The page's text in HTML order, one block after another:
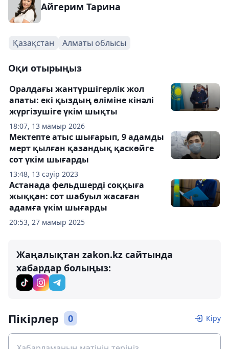
Айгерим Тарина
Қазақстан Алматы облысы
Оқи отырыңыз
18:07, 13 мамыр 2026
Оралдағы жантүршігерлік жол
апаты: екі қыздың өліміне кінәлі
жүргізушіге үкім шықты
13:48, 13 сәуір 2023
Мектепте атыс шығарып, 9 адамды
мерт қылған қазандық қаскөйге
сот үкім шығарды
20:53, 27 мамыр 2025
Астанада фельдшерді соққыға
жыққан: сот шабуыл жасаған
адамға үкім шығарды
Жаңалықтан zakon.kz сайтында
хабардар болыңыз:
Пікірлер 0 Кіру